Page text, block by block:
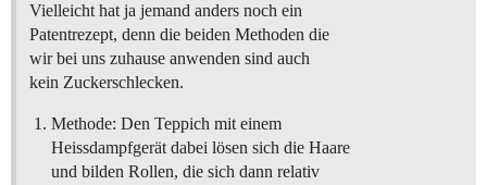
Vielleicht hat ja jemand anders noch ein
Patentrezept, denn die beiden Methoden die
wir bei uns zuhause anwenden sind auch
kein Zuckerschlecken.
Methode: Den Teppich mit einem
Heissdampfgerät dabei lösen sich die Haare
und bilden Rollen, die sich dann relativ